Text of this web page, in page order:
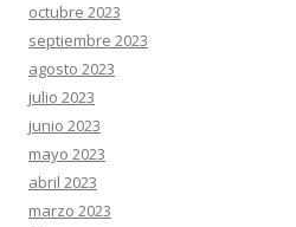
octubre 2023
septiembre 2023
agosto 2023
julio 2023
junio 2023
mayo 2023
abril 2023
marzo 2023